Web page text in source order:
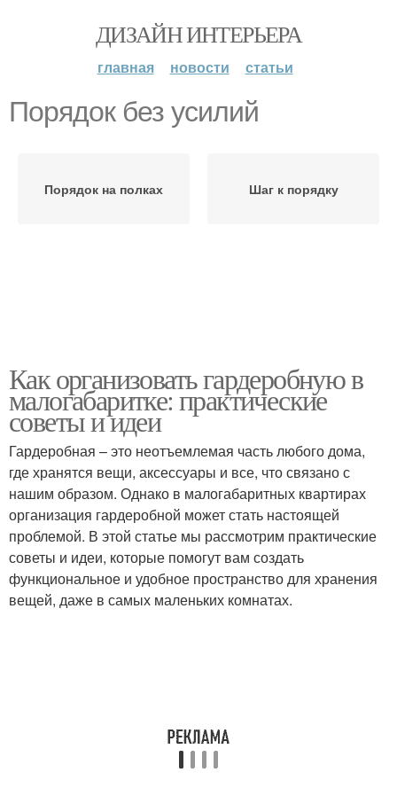
ДИЗАЙН ИНТЕРЬЕРА
главная новости статьи
Порядок без усилий
Порядок на полках Шаг к порядку
Как организовать гардеробную в
малогабаритке: практические
советы и идеи
Гардеробная – это неотъемлемая часть любого дома,
где хранятся вещи, аксессуары и все, что связано с
нашим образом. Однако в малогабаритных квартирах
организация гардеробной может стать настоящей
проблемой. В этой статье мы рассмотрим практические
советы и идеи, которые помогут вам создать
функциональное и удобное пространство для хранения
вещей, даже в самых маленьких комнатах.